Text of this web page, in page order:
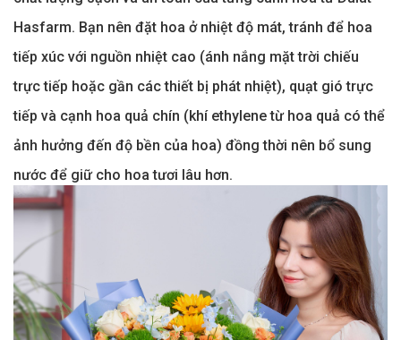
Hasfarm. Bạn nên đặt hoa ở nhiệt độ mát, tránh để hoa
tiếp xúc với nguồn nhiệt cao (ánh nắng mặt trời chiếu
trực tiếp hoặc gần các thiết bị phát nhiệt), quạt gió trực
tiếp và cạnh hoa quả chín (khí ethylene từ hoa quả có thể
ảnh hưởng đến độ bền của hoa) đồng thời nên bổ sung
nước để giữ cho hoa tươi lâu hơn.